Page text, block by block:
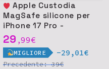
Apple Custodia
MagSafe silicone per
iPhone 17 Pro -
Terracotta
29 ,99€
MIGLIORE -29,01€
Precedente:39€